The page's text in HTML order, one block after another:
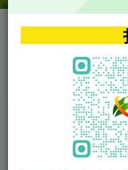
VIP特权介绍
VIP特权介绍
VIP特权介绍